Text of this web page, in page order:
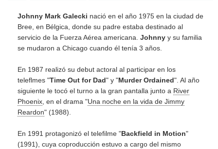
Johnny Mark Galecki nació en el año 1975 en la ciudad de
Bree, en Bélgica, donde su padre estaba destinado al
servicio de la Fuerza Aérea americana. Johnny y su familia
se mudaron a Chicago cuando él tenía 3 años.
En 1987 realizó su debut actoral al participar en los
teleflmes "Time Out for Dad" y "Murder Ordained". Al año
siguiente le tocó el turno a la gran pantalla junto a River
Phoenix , en el drama "Una noche en la vida de Jimmy
Reardon" (1988).
En 1991 protagonizó el telefilme "Backfield in Motion"
(1991), cuya coproducción estuvo a cargo del mismo